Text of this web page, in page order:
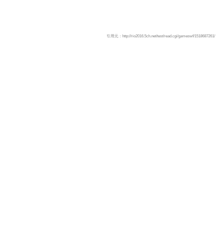
引用元：http://rio2016.5ch.net/test/read.cgi/gameswf/1518687261/